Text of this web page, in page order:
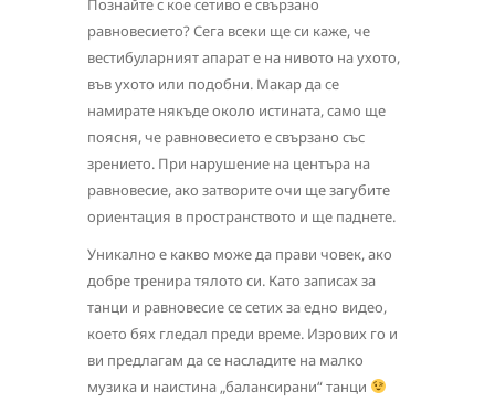
Познайте с кое сетиво е свързано
равновесието? Сега всеки ще си каже, че
вестибуларният апарат е на нивото на ухото,
във ухото или подобни. Макар да се
намирате някъде около истината, само ще
поясня, че равновесието е свързано със
зрението. При нарушение на центъра на
равновесие, ако затворите очи ще загубите
ориентация в пространството и ще паднете.
Уникално е какво може да прави човек, ако
добре тренира тялото си. Като записах за
танци и равновесие се сетих за едно видео,
което бях гледал преди време. Изрових го и
ви предлагам да се насладите на малко
музика и наистина „балансирани“ танци